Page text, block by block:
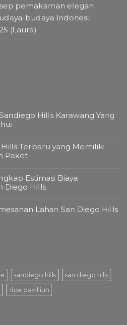
pemakaman elegan
budaya Indonesi.
(Laura)
Hills Karawang Yang
Terbaru yang Memiliki
Paket
Estimasi Biaya
Diego Hills
Lahan San Diego Hills
sandiego hills
san diego hills
tipe pavilliun